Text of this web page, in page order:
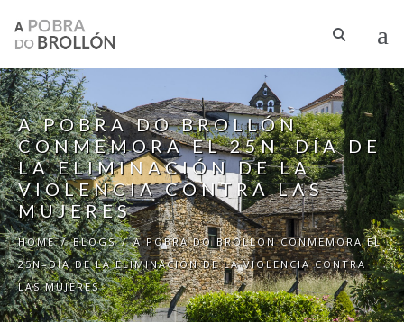
A POBRA DO BROLLÓN
CONMEMORA EL 25N–DÍA DE
LA ELIMINACIÓN DE LA
VIOLENCIA CONTRA LAS
MUJERES
HOME / BLOGS / A POBRA DO BROLLÓN CONMEMORA EL
25N–DÍA DE LA ELIMINACIÓN DE LA VIOLENCIA CONTRA
LAS MUJERES